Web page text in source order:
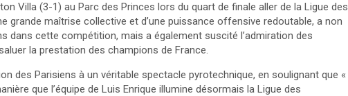
Villa (3-1) au Parc des Princes lors du quart de finale aller de la Ligue des
grande maîtrise collective et d’une puissance offensive redoutable, a non
dans cette compétition, mais a également suscité l’admiration des
la prestation des champions de France.
des Parisiens à un véritable spectacle pyrotechnique, en soulignant que «
que l’équipe de Luis Enrique illumine désormais la Ligue des